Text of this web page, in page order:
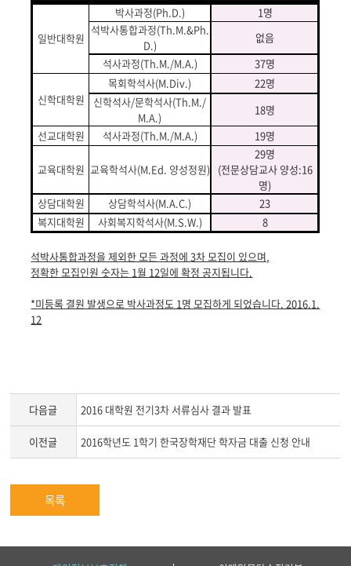
일반대학원
박사과정(Ph.D.)
1명
석박사통합과정(Th.M.&Ph.
D.)
없음
석사과정(Th.M./M.A.) 37명
신학대학원
목회학석사(M.Div.)
22명
신학석사/문학석사(Th.M./
M.A.)
18명
선교대학원
석사과정(Th.M./M.A.) 19명
교육대학원 교육학석사(M.Ed. 양성정원)
29명
(전문상담교사 양성:16
명)
상담대학원
상담학석사(M.A.C.)
23
복지대학원
사회복지학석사(M.S.W.) 8
석박사통합과정을 제외한 모든 과정에 3차 모집이 있으며,
정확한 모집인원 숫자는 1월 12일에 확정 공지됩니다.
*미등록 결원 발생으로 박사과정도 1명 모집하게 되었습니다. 2016.1.
12
다음글 2016 대학원 전기3차 서류심사 결과 발표
이전글 2016학년도 1학기 한국장학재단 학자금 대출 신청 안내
목록